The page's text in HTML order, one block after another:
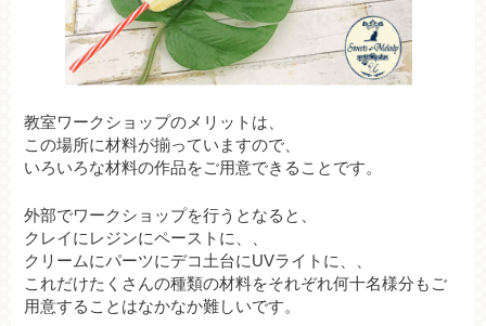
教室ワークショップのメリットは、
この場所に材料が揃っていますので、
いろいろな材料の作品をご用意できることです。
外部でワークショップを行うとなると、
クレイにレジンにペーストに、、
クリームにパーツにデコ土台にUVライトに、、
これだけたくさんの種類の材料をそれぞれ何十名様分もご
用意することはなかなか難しいです。